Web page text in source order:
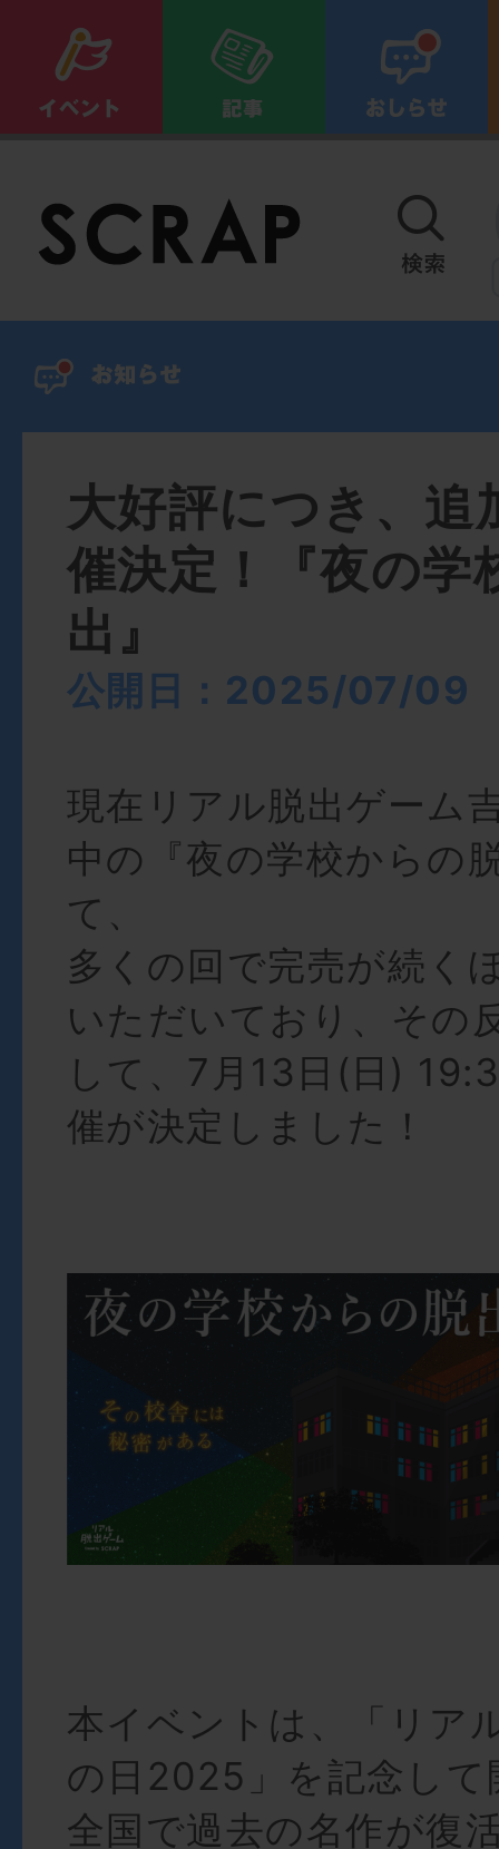
大好評につき、追
催決定！『夜の学
出』
公開日：2025/07/09
現在リアル脱出ゲーム
中の『夜の学校からの
て、
多くの回で完売が続く
いただいており、その
して、7月13日(日)
催が決定しました！
本イベントは、「リア
の日2025」を記念して
全国で過去の名作が復